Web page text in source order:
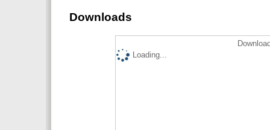
Downloads
Loading...